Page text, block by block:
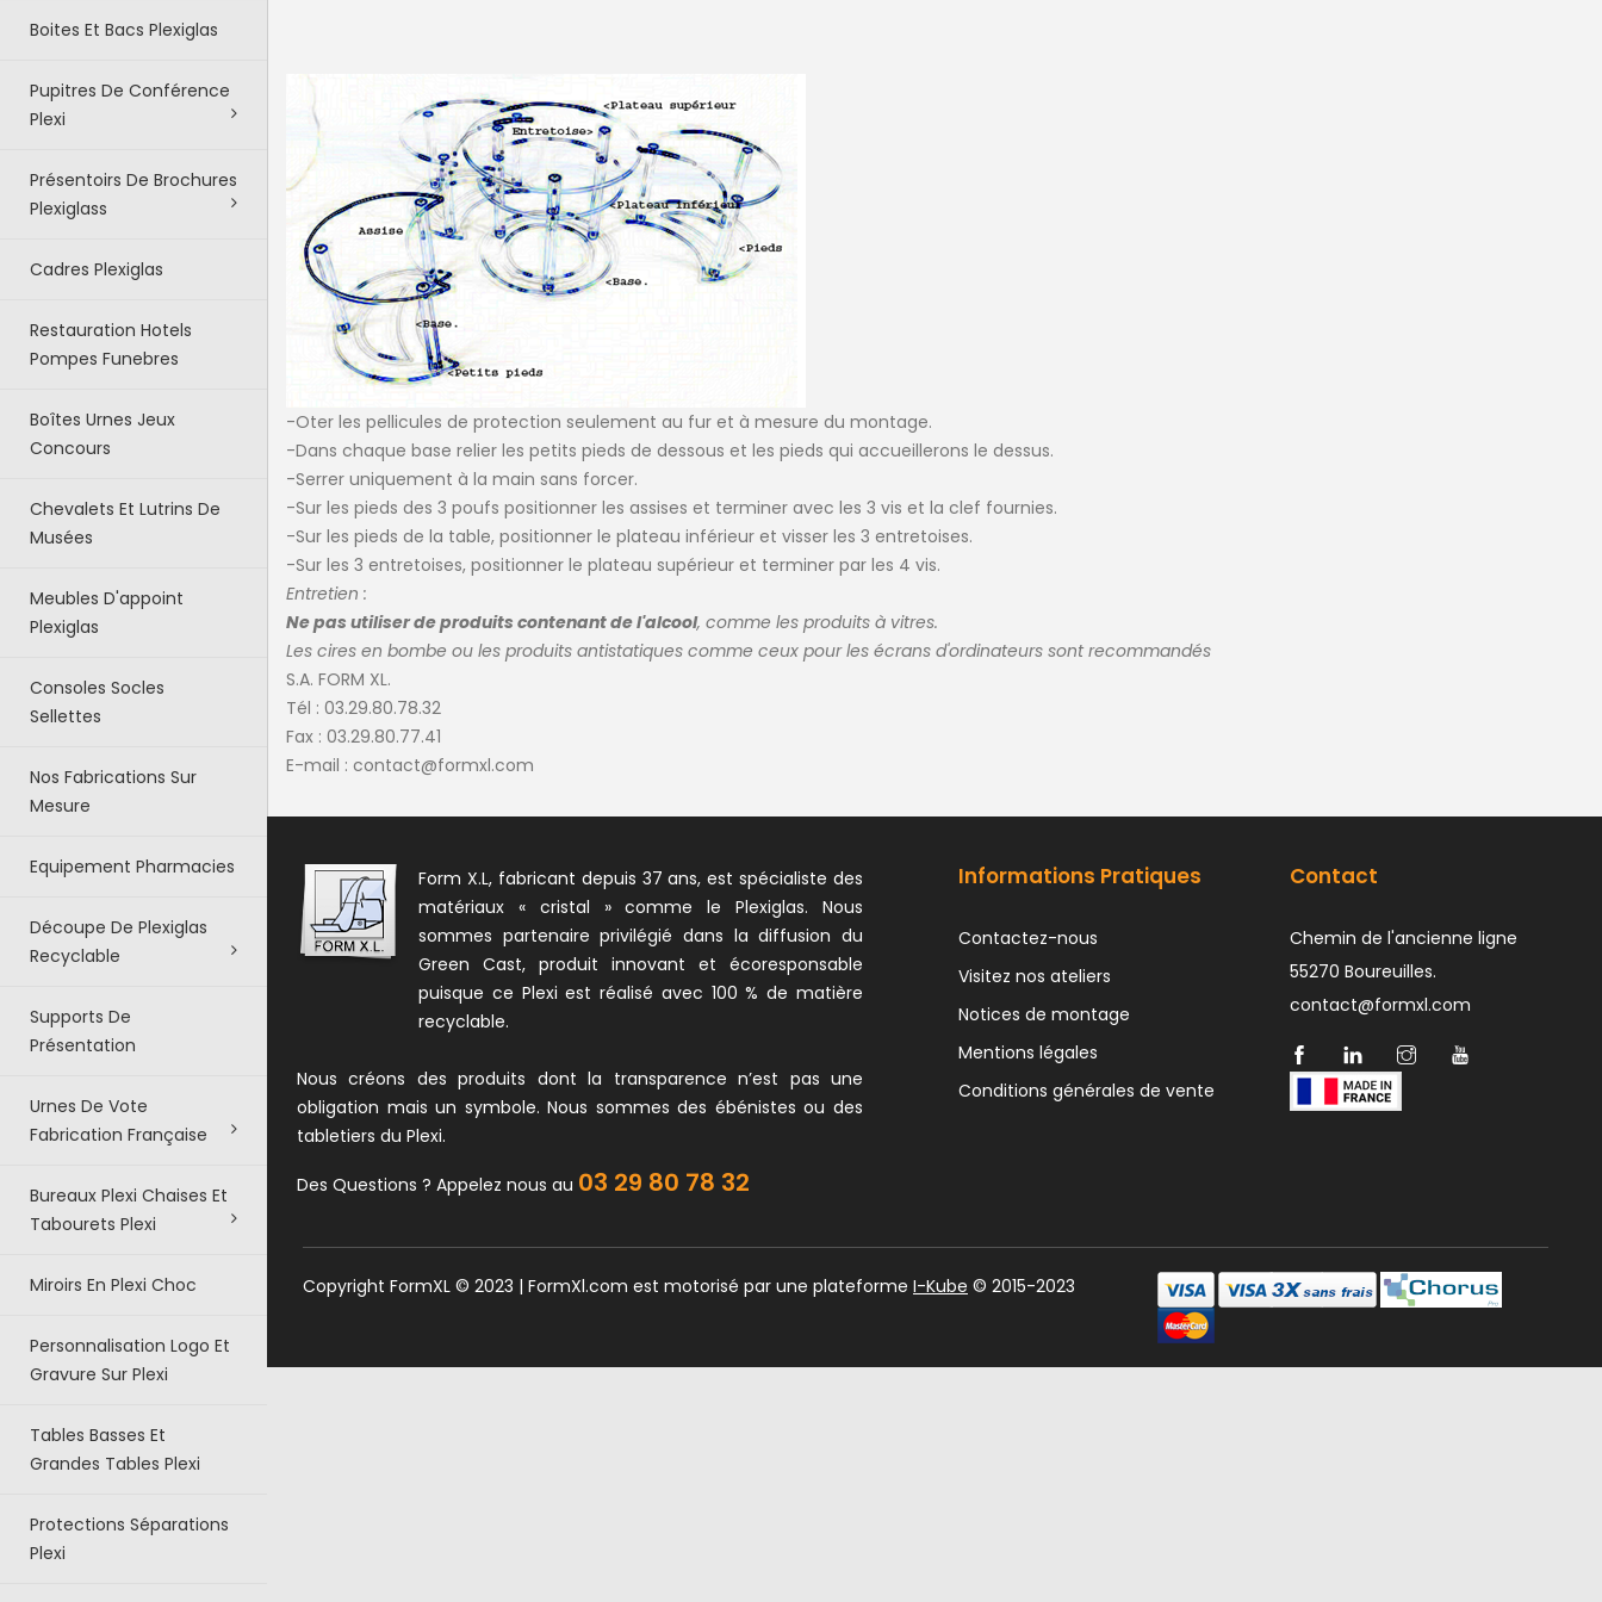
Boites Et Bacs Plexiglas
Pupitres De Conférence
Plexi
Présentoirs De Brochures
Plexiglass
Cadres Plexiglas
Restauration Hotels
Pompes Funebres
Boîtes Urnes Jeux
Concours
Chevalets Et Lutrins De
Musées
Meubles D'appoint
Plexiglas
Consoles Socles
Sellettes
Nos Fabrications Sur
Mesure
Equipement Pharmacies
Découpe De Plexiglas
Recyclable
Supports De
Présentation
Urnes De Vote
Fabrication Française
Bureaux Plexi Chaises Et
Tabourets Plexi
Miroirs En Plexi Choc
Personnalisation Logo Et
Gravure Sur Plexi
Tables Basses Et
Grandes Tables Plexi
Protections Séparations
Plexi
-Oter les pellicules de protection seulement au fur et à mesure du montage.
-Dans chaque base relier les petits pieds de dessous et les pieds qui accueillerons le dessus.
-Serrer uniquement à la main sans forcer.
-Sur les pieds des 3 poufs positionner les assises et terminer avec les 3 vis et la clef fournies.
-Sur les pieds de la table, positionner le plateau inférieur et visser les 3 entretoises.
-Sur les 3 entretoises, positionner le plateau supérieur et terminer par les 4 vis.
Entretien :
Ne pas utiliser de produits contenant de l'alcool, comme les produits à vitres.
Les cires en bombe ou les produits antistatiques comme ceux pour les écrans d'ordinateurs sont recommandés
S.A. FORM XL.
Tél : 03.29.80.78.32
Fax : 03.29.80.77.41
E-mail : contact@formxl.com
Form X.L, fabricant depuis 37 ans, est spécialiste des
matériaux « cristal » comme le Plexiglas. Nous
sommes partenaire privilégié dans la diffusion du
Green Cast, produit innovant et écoresponsable
puisque ce Plexi est réalisé avec 100 % de matière
recyclable.
Nous créons des produits dont la transparence n’est pas une
obligation mais un symbole. Nous sommes des ébénistes ou des
tabletiers du Plexi.
Des Questions ? Appelez nous au 03 29 80 78 32
Informations Pratiques
Contactez-nous
Visitez nos ateliers
Notices de montage
Mentions légales
Conditions générales de vente
Contact
Chemin de l'ancienne ligne
55270 Boureuilles.
contact@formxl.com
Copyright FormXL © 2023 | FormXl.com est motorisé par une plateforme I-Kube © 2015-2023